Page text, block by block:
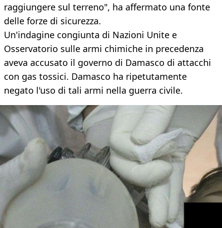
raggiungere sul terreno", ha affermato una fonte
delle forze di sicurezza.
Un'indagine congiunta di Nazioni Unite e
Osservatorio sulle armi chimiche in precedenza
aveva accusato il governo di Damasco di attacchi
con gas tossici. Damasco ha ripetutamente
negato l'uso di tali armi nella guerra civile.